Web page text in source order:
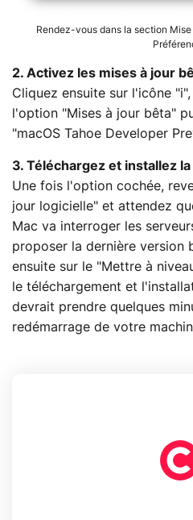
Rendez-vous dans la section
2. Activez les mises à jour
Cliquez ensuite sur l'icône
l'option "Mises à jour bêta"
"macOS Tahoe Developer
3. Téléchargez et installez
Une fois l'option cochée,
jour logicielle" et attendez
Mac va interroger les
proposer la dernière version
ensuite sur le "Mettre à
le téléchargement et
devrait prendre quelques
redémarrage de votre